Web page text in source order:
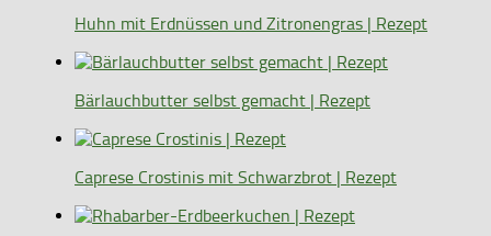
Huhn mit Erdnüssen und Zitronengras | Rezept
Bärlauchbutter selbst gemacht | Rezept
Caprese Crostinis mit Schwarzbrot | Rezept